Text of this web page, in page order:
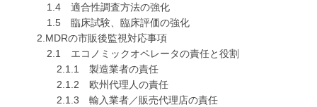
1.4 適合性調査方法の強化
1.5 臨床試験、臨床評価の強化
2.MDRの市販後監視対応事項
2.1 エコノミックオペレータの責任と役割
2.1.1 製造業者の責任
2.1.2 欧州代理人の責任
2.1.3 輸入業者／販売代理店の責任